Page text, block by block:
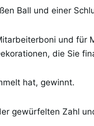
Ball und einer
und für
die Sie
hat, gewinnt.
gewürfelten Zahl